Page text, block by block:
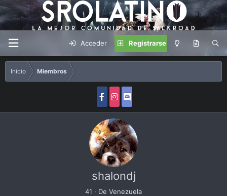
Acceder Registrarse
Inicio Miembros
shalondj
41 · De Venezuela